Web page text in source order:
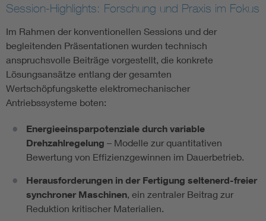
Session-Highlights: Forschung und Praxis im Fokus
Im Rahmen der konventionellen Sessions und der
begleitenden Präsentationen wurden technisch
anspruchsvolle Beiträge vorgestellt, die konkrete
Lösungsansätze entlang der gesamten
Wertschöpfungskette elektromechanischer
Antriebssysteme boten:
Energieeinsparpotenziale durch variable
Drehzahlregelung – Modelle zur quantitativen
Bewertung von Effizienzgewinnen im Dauerbetrieb.
Herausforderungen in der Fertigung seltenerd-freier
synchroner Maschinen , ein zentraler Beitrag zur
Reduktion kritischer Materialien.